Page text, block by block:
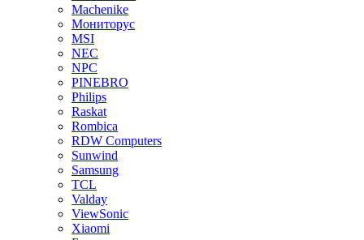
Machenike
Мониторус
MSI
NEC
NPC
PINEBRO
Philips
Raskat
Rombica
RDW Computers
Sunwind
Samsung
TCL
Valday
ViewSonic
Xiaomi